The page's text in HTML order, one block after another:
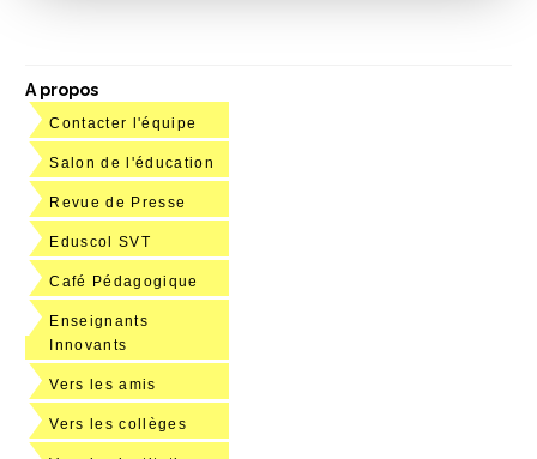
A propos
Contacter l'équipe
Salon de l'éducation
Revue de Presse
Eduscol SVT
Café Pédagogique
Enseignants
Innovants
Vers les amis
Vers les collèges